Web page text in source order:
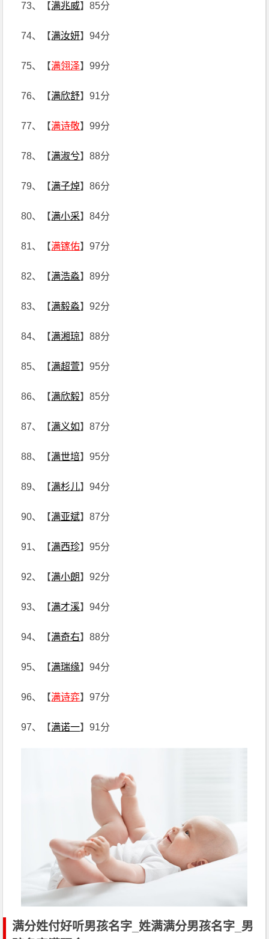
73、【满兆威】85分
74、【满汝妍】94分
75、【满翎泽】99分
76、【满欣舒】91分
77、【满诗敬】99分
78、【满淑兮】88分
79、【满子焯】86分
80、【满小采】84分
81、【满镓佑】97分
82、【满浩淼】89分
83、【满毅淼】92分
84、【满湘琼】88分
85、【满超萱】95分
86、【满欣毅】85分
87、【满义如】87分
88、【满世培】95分
89、【满杉儿】94分
90、【满亚斌】87分
91、【满西珍】95分
92、【满小朗】92分
93、【满才溪】94分
94、【满奇右】88分
95、【满瑞缘】94分
96、【满诗弈】97分
97、【满诺一】91分
满分姓付好听男孩名字_姓满满分男孩名字_男